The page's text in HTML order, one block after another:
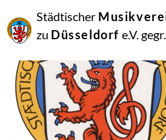
Städtischer
zu Düsseldorf e.V.